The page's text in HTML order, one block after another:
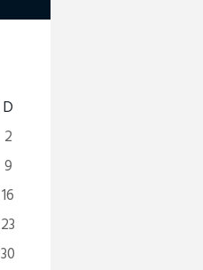
D
2
9
16
23
30